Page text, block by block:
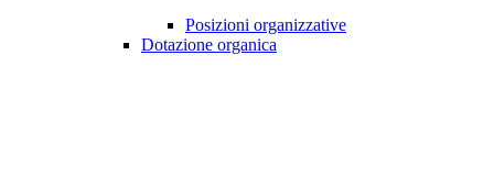
Posizioni organizzative
Dotazione organica